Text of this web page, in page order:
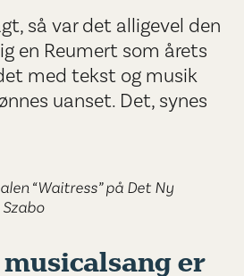
så var det alligevel den
en Reumert som årets
med tekst og musik
uanset. Det, synes
“Waitress” på Det Ny
er